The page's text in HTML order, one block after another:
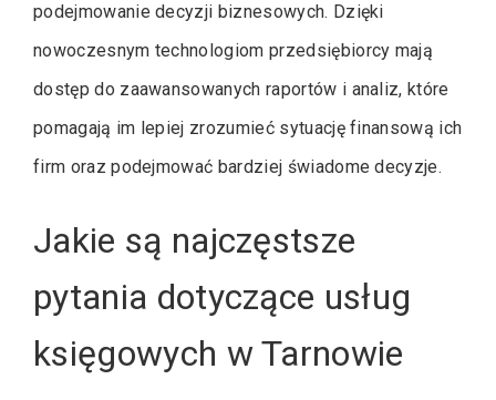
podejmowanie decyzji biznesowych. Dzięki
nowoczesnym technologiom przedsiębiorcy mają
dostęp do zaawansowanych raportów i analiz, które
pomagają im lepiej zrozumieć sytuację finansową ich
firm oraz podejmować bardziej świadome decyzje.
Jakie są najczęstsze
pytania dotyczące usług
księgowych w Tarnowie